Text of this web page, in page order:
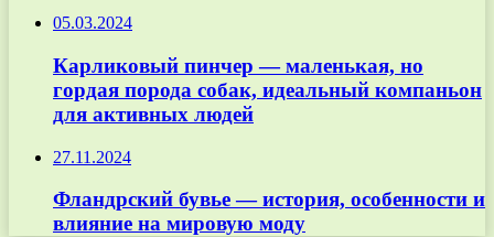
05.03.2024
Карликовый пинчер — маленькая, но
гордая порода собак, идеальный компаньон
для активных людей
27.11.2024
Фландрский бувье — история, особенности и
влияние на мировую моду